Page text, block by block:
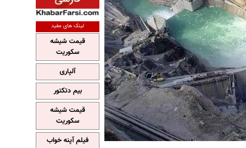
لینک های مفید
قیمت شیشه
سکوریت
آلپاری
بیم دتکتور
قیمت شیشه
سکوریت
فیلم آپنه خواب